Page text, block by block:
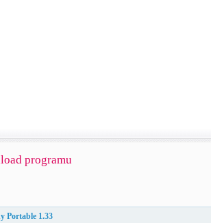
programu
Portable 1.33